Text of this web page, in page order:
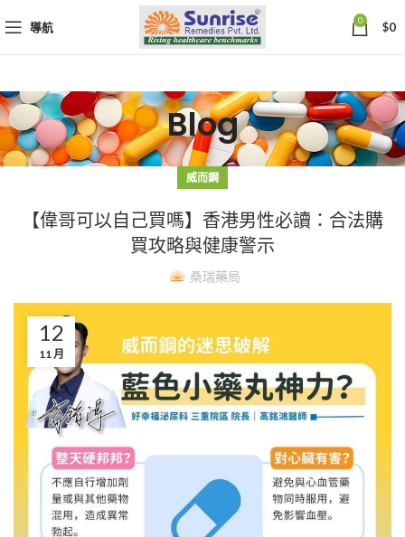
導航 0 $0
Blog
威而鋼
【偉哥可以自己買嗎】香港男性必讀：合法購
買攻略與健康警示
桑瑞藥局
12
11 月